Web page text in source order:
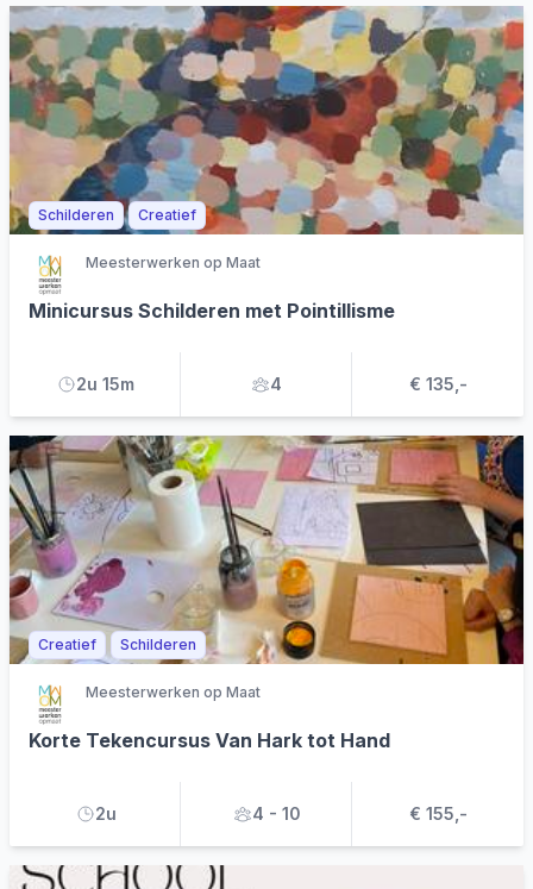
Schilderen Creatief
Meesterwerken op Maat
Minicursus Schilderen met Pointillisme
2u 15m 4 € 135,-
Creatief Schilderen
Meesterwerken op Maat
Korte Tekencursus Van Hark tot Hand
2u 4 - 10 € 155,-